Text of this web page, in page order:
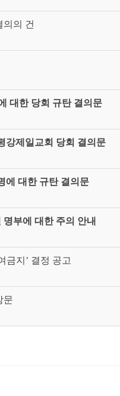
의 건
대한 당회 규탄 결의문
강제일교회 당회 결의문
에 대한 규탄 결의문
부에 대한 주의 안내
금지’ 결정 공고
문